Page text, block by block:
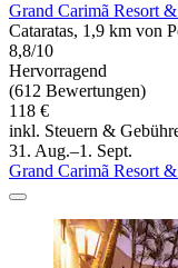
Grand Carimã Resort
Cataratas, 1,9 km von
8,8/10
Hervorragend
(612 Bewertungen)
118 €
inkl. Steuern &
31. Aug.–1. Sept.
Grand Carimã Resort